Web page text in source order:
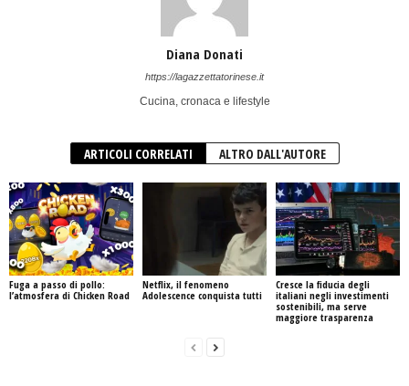
Diana Donati
https://lagazzettatorinese.it
Cucina, cronaca e lifestyle
ARTICOLI CORRELATI ALTRO DALL'AUTORE
Fuga a passo di pollo:
l’atmosfera di Chicken Road
Netflix, il fenomeno
Adolescence conquista tutti
Cresce la fiducia degli
italiani negli investimenti
sostenibili, ma serve
maggiore trasparenza